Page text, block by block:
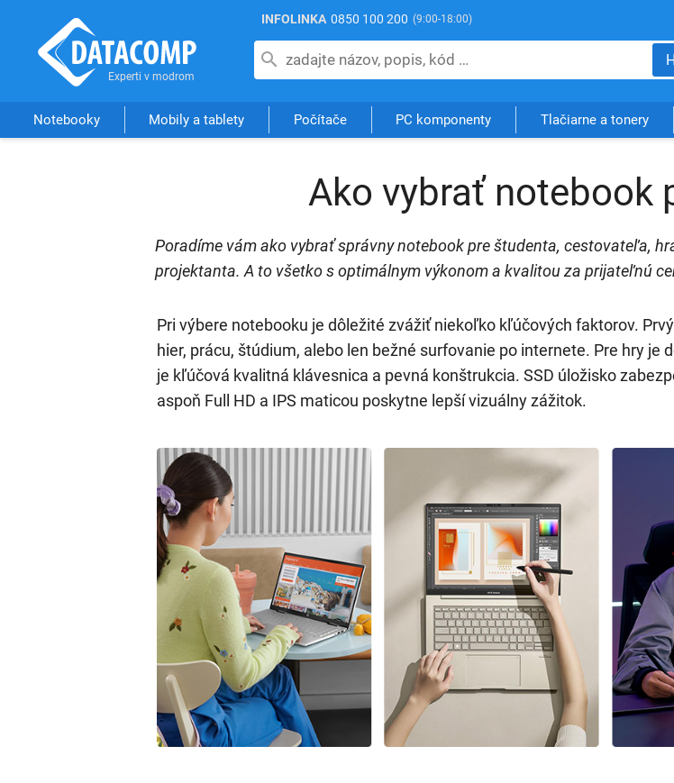
INFOLINKA 0850 100 200 (9:00-18:00)
Notebooky Mobily a tablety Počítače PC komponenty Tlačiarne a tonery
Ako vybrať notebook
Poradíme vám ako vybrať správny notebook pre študenta, cestovateľa,
projektanta. A to všetko s optimálnym výkonom a kvalitou za prijateľnú
Pri výbere notebooku je dôležité zvážiť niekoľko kľúčových faktorov.
hier, prácu, štúdium, alebo len bežné surfovanie po internete. Pre hry
je kľúčová kvalitná klávesnica a pevná konštrukcia. SSD úložisko
aspoň Full HD a IPS maticou poskytne lepší vizuálny zážitok.